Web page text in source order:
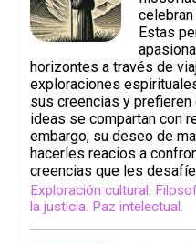
Estas
horizontes a través de
exploraciones
sus creencias y
ideas se compartan con
embargo, su deseo de
hacerles reacios a
creencias que les
Exploración cultural.
la justicia. Paz intelectual.